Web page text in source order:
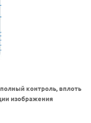
контроль, вплоть
изображения